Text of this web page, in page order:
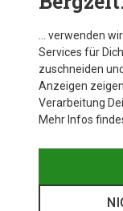
… verwenden
Services für
zuschneiden
Anzeigen
Verarbeitung
Mehr Infos